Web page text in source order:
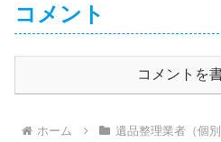
コメント
コメントを
ホーム 遺品整理業者（個別